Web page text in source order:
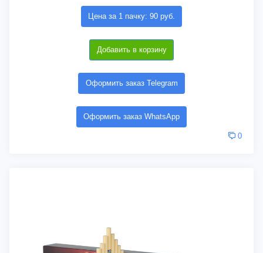
Цена за 1 пачку: 90 руб.
Добавить в корзину
Оформить заказ Telegram
Оформить заказ WhatsApp
0